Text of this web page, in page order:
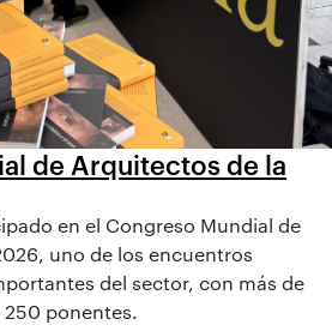
de Arquitectos de la
en el Congreso Mundial de
uno de los encuentros
del sector, con más de
ponentes.